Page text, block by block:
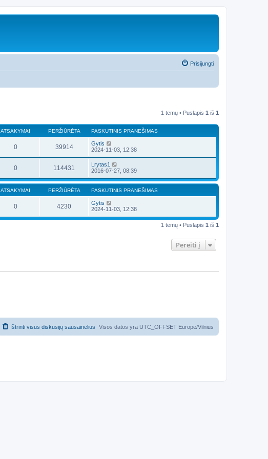
Prisijungti
1 temų • Puslapis 1 iš 1
ATSAKYMAI PERŽIŪRĖTA PASKUTINIS PRANEŠIMAS
0 39914
Gytis
2024-11-03, 12:38
0 114431
Lrytas1
2016-07-27, 08:39
ATSAKYMAI PERŽIŪRĖTA PASKUTINIS PRANEŠIMAS
0 4230
Gytis
2024-11-03, 12:38
1 temų • Puslapis 1 iš 1
Pereiti į
Visos datos yra UTC_OFFSET Europe/Vilnius
Ištrinti visus diskusijų sausainėlius